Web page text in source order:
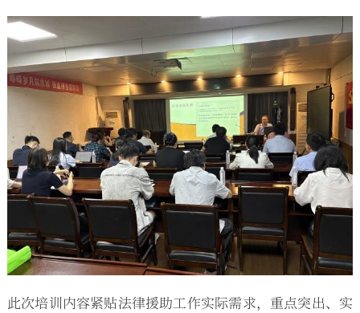
此次培训内容紧贴法律援助工作实际需求，重点突出、实